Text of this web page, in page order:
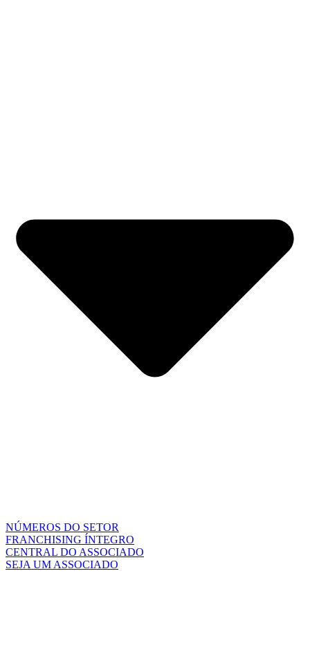
NÚMEROS DO SETOR
FRANCHISING ÍNTEGRO
CENTRAL DO ASSOCIADO
SEJA UM ASSOCIADO